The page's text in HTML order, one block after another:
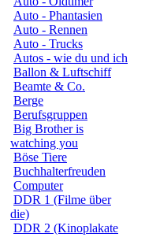
Auto - Phantasien
Auto - Rennen
Auto - Trucks
Autos - wie du und ich
Ballon & Luftschiff
Beamte & Co.
Berge
Berufsgruppen
Big Brother is
watching you
Böse Tiere
Buchhalterfreuden
Computer
DDR 1 (Filme über
die)
DDR 2 (Kinoplakate